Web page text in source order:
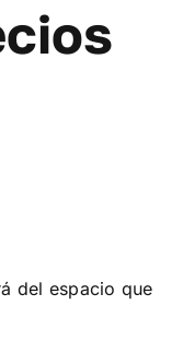
del espacio que